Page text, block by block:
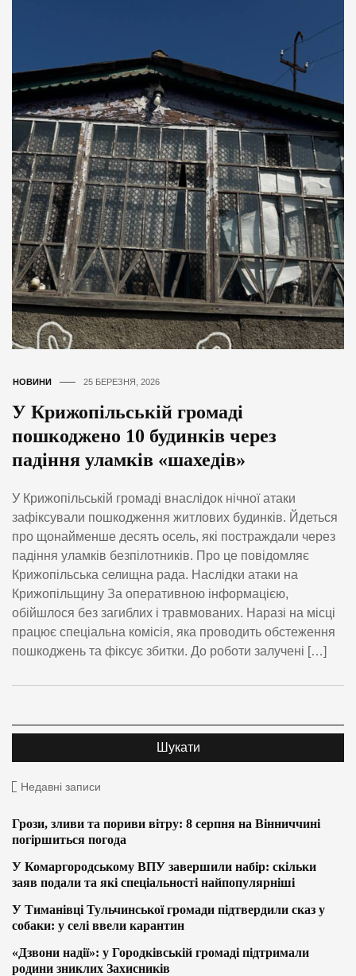
НОВИНИ 25 БЕРЕЗНЯ, 2026
У Крижопільській громаді
пошкоджено 10 будинків через
падіння уламків «шахедів»
У Крижопільській громаді внаслідок нічної атаки
зафіксували пошкодження житлових будинків. Йдеться
про щонайменше десять осель, які постраждали через
падіння уламків безпілотників. Про це повідомляє
Крижопільська селищна рада. Наслідки атаки на
Крижопільщину За оперативною інформацією,
обійшлося без загиблих і травмованих. Наразі на місці
працює спеціальна комісія, яка проводить обстеження
пошкоджень та фіксує збитки. До роботи залучені […]
Недавні записи
Грози, зливи та пориви вітру: 8 серпня на Вінниччині
погіршиться погода
У Комаргородському ВПУ завершили набір: скільки
заяв подали та які спеціальності найпопулярніші
У Тиманівці Тульчинської громади підтвердили сказ у
собаки: у селі ввели карантин
«Дзвони надії»: у Городківській громаді підтримали
родини зниклих Захисників